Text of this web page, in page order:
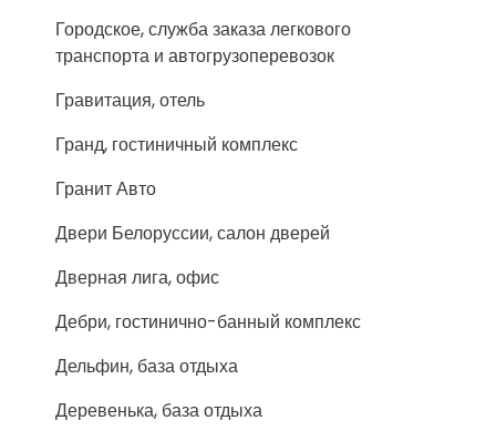
Городское, служба заказа легкового
транспорта и автогрузоперевозок
Гравитация, отель
Гранд, гостиничный комплекс
Гранит Авто
Двери Белоруссии, салон дверей
Дверная лига, офис
Дебри, гостинично-банный комплекс
Дельфин, база отдыха
Деревенька, база отдыха